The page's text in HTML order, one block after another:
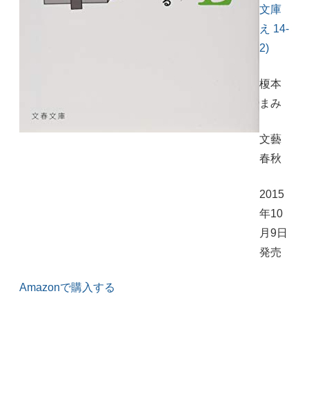
文庫
え 14-
2)
榎本
まみ
文藝
春秋
2015
年10
月9日
発売
Amazonで購入する